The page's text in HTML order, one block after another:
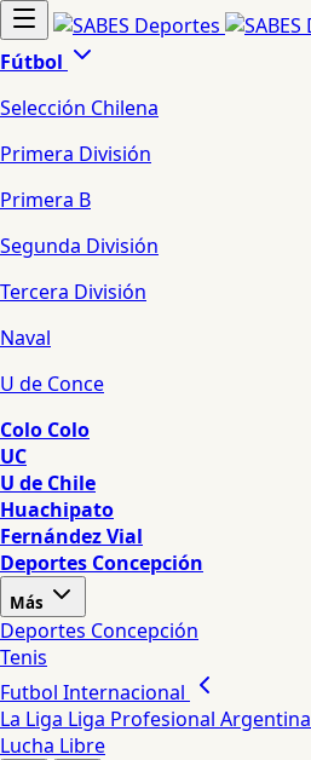
Fútbol
Selección Chilena
Primera División
Primera B
Segunda División
Tercera División
Naval
U de Conce
Colo Colo
UC
U de Chile
Huachipato
Fernández Vial
Deportes Concepción
Más
Deportes Concepción
Tenis
Futbol Internacional
La Liga Liga Profesional Argentina
Lucha Libre